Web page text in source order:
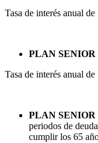
Tasa de interés anual
PLAN SENIOR
Tasa de interés anual
PLAN SENIOR
periodos de
cumplir los 65